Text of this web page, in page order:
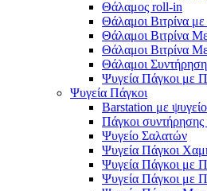
Θάλαμος roll-in
Θάλαμοι Βιτρίνα
Θάλαμοι Βιτρίνα
Θάλαμοι Βιτρίνα
Θάλαμοι Συντήρηση
Ψυγεία Πάγκοι με
Ψυγεία Πάγκοι
Barstation με ψυγείο
Πάγκοι συντήρησης
Ψυγείο Σαλατών
Ψυγεία Πάγκοι
Ψυγεία Πάγκοι με
Ψυγεία Πάγκοι με